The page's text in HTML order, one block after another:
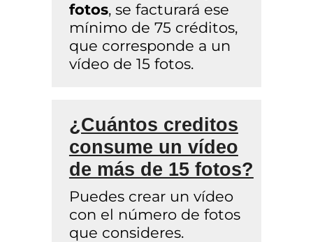
fotos, se facturará ese
mínimo de 75 créditos,
que corresponde a un
vídeo de 15 fotos.
¿Cuántos creditos
consume un vídeo
de más de 15 fotos?
Puedes crear un vídeo
con el número de fotos
que consideres.